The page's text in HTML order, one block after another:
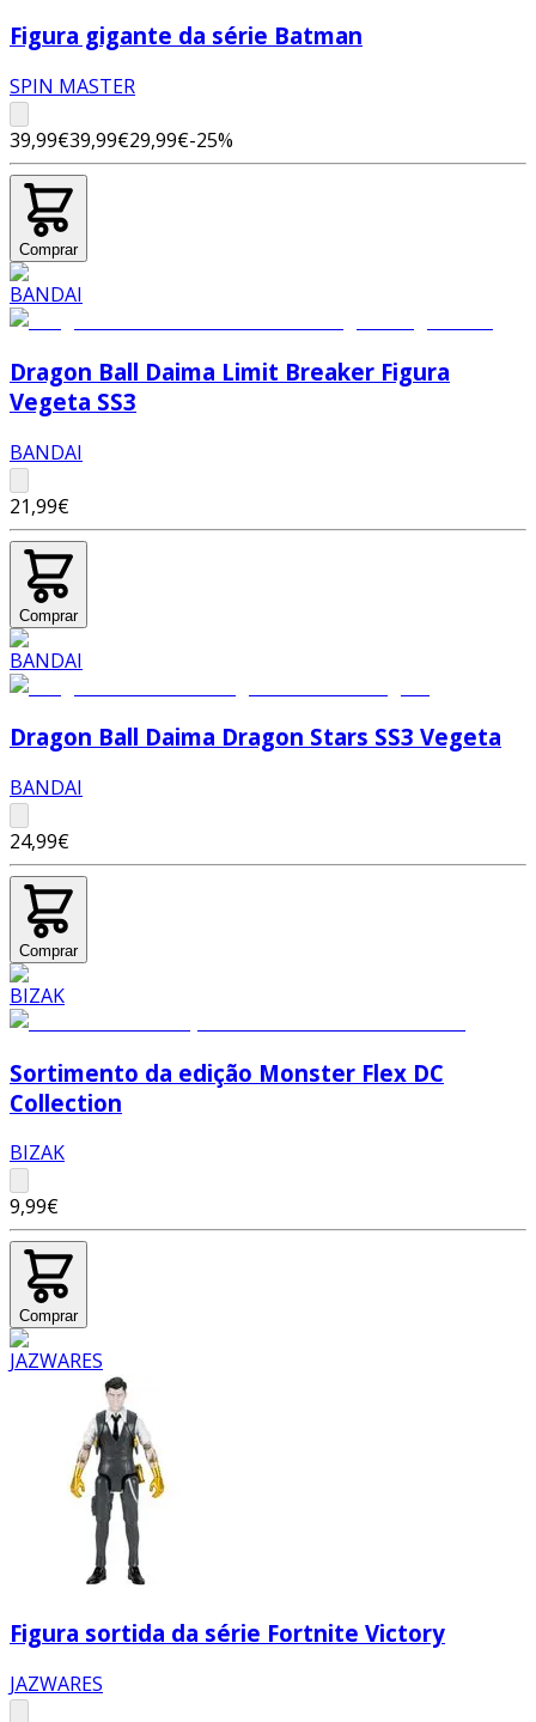
Figura gigante da série Batman
SPIN MASTER
39,99€39,99€29,99€-25%
Comprar
Dragon Ball Daima Limit Breaker Figura
Vegeta SS3
BANDAI
21,99€
Comprar
Dragon Ball Daima Dragon Stars SS3 Vegeta
BANDAI
24,99€
Comprar
Sortimento da edição Monster Flex DC
Collection
BIZAK
9,99€
Comprar
Figura sortida da série Fortnite Victory
JAZWARES